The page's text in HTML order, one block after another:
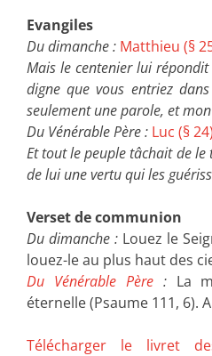
Evangiles
Du dimanche : Matthieu (§
Mais le centenier lui
digne que vous entriez
seulement une parole, et
Du Vénérable Père : Luc (§
Et tout le peuple tâchait de le
de lui une vertu qui les
Verset de communion
Du dimanche : Louez le
louez-le au plus haut des
Du Vénérable Père:La
éternelle (Psaume 111, 6).
Télécharger le livret